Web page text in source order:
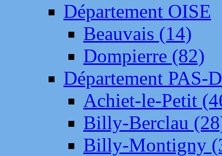
Département OISE
Beauvais (14)
Dompierre (82)
Département PAS-
Achiet-le-Petit
Billy-Berclau
Billy-Montigny